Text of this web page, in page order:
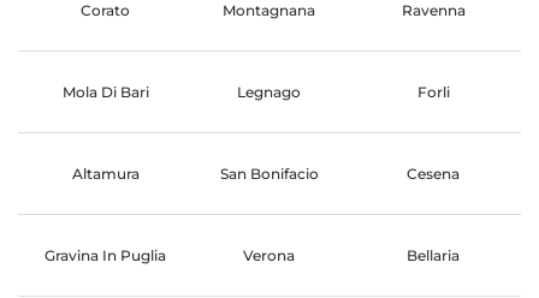
Corato Montagnana Ravenna
Mola Di Bari Legnago Forli
Altamura San Bonifacio Cesena
Gravina In Puglia Verona Bellaria